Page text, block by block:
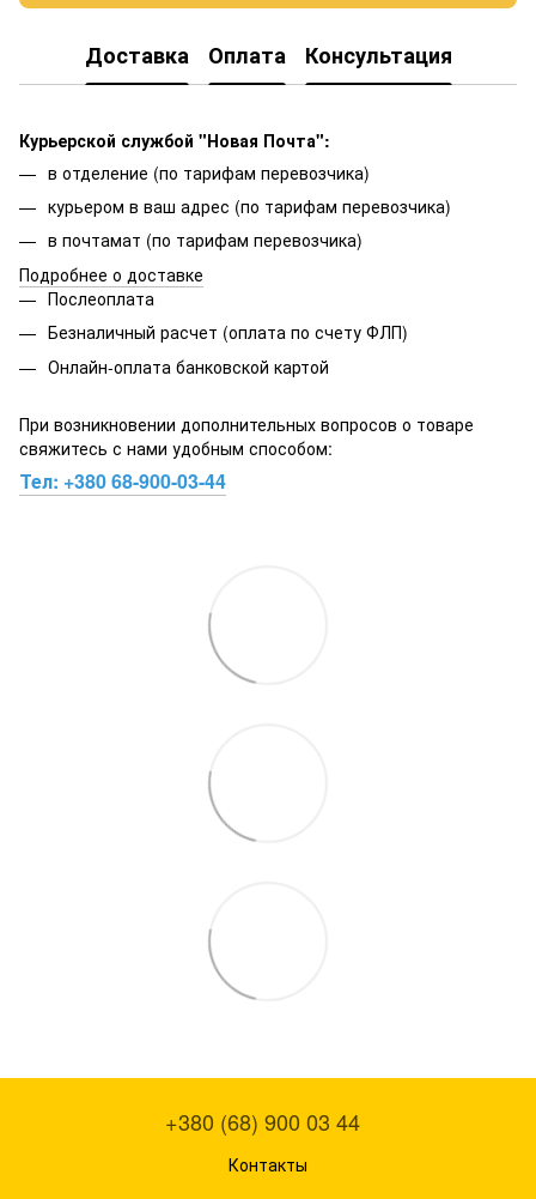
Доставка Оплата Консультация
Курьерской службой "Новая Почта":
в отделение (по тарифам перевозчика)
курьером в ваш адрес (по тарифам перевозчика)
в почтамат (по тарифам перевозчика)
Подробнее о доставке
Послеоплата
Безналичный расчет (оплата по счету ФЛП)
Онлайн-оплата банковской картой
При возникновении дополнительных вопросов о товаре
свяжитесь с нами удобным способом:
Тел: +380 68-900-03-44
+380 (68) 900 03 44
Контакты